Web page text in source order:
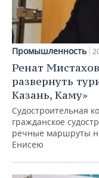
Промышленность
Ренат
развернуть
Казань, Каму»
Судостроительная
гражданское
речные маршруты
Енисею